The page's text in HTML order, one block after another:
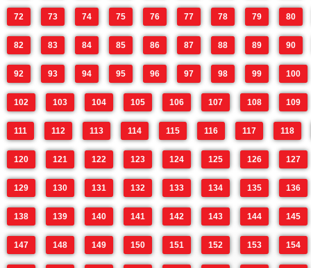
72 73 74 75 76 77 78 79 80
82 83 84 85 86 87 88 89 90
92 93 94 95 96 97 98 99 100
102 103 104 105 106 107 108 109
111 112 113 114 115 116 117 118
120 121 122 123 124 125 126 127
129 130 131 132 133 134 135 136
138 139 140 141 142 143 144 145
147 148 149 150 151 152 153 154